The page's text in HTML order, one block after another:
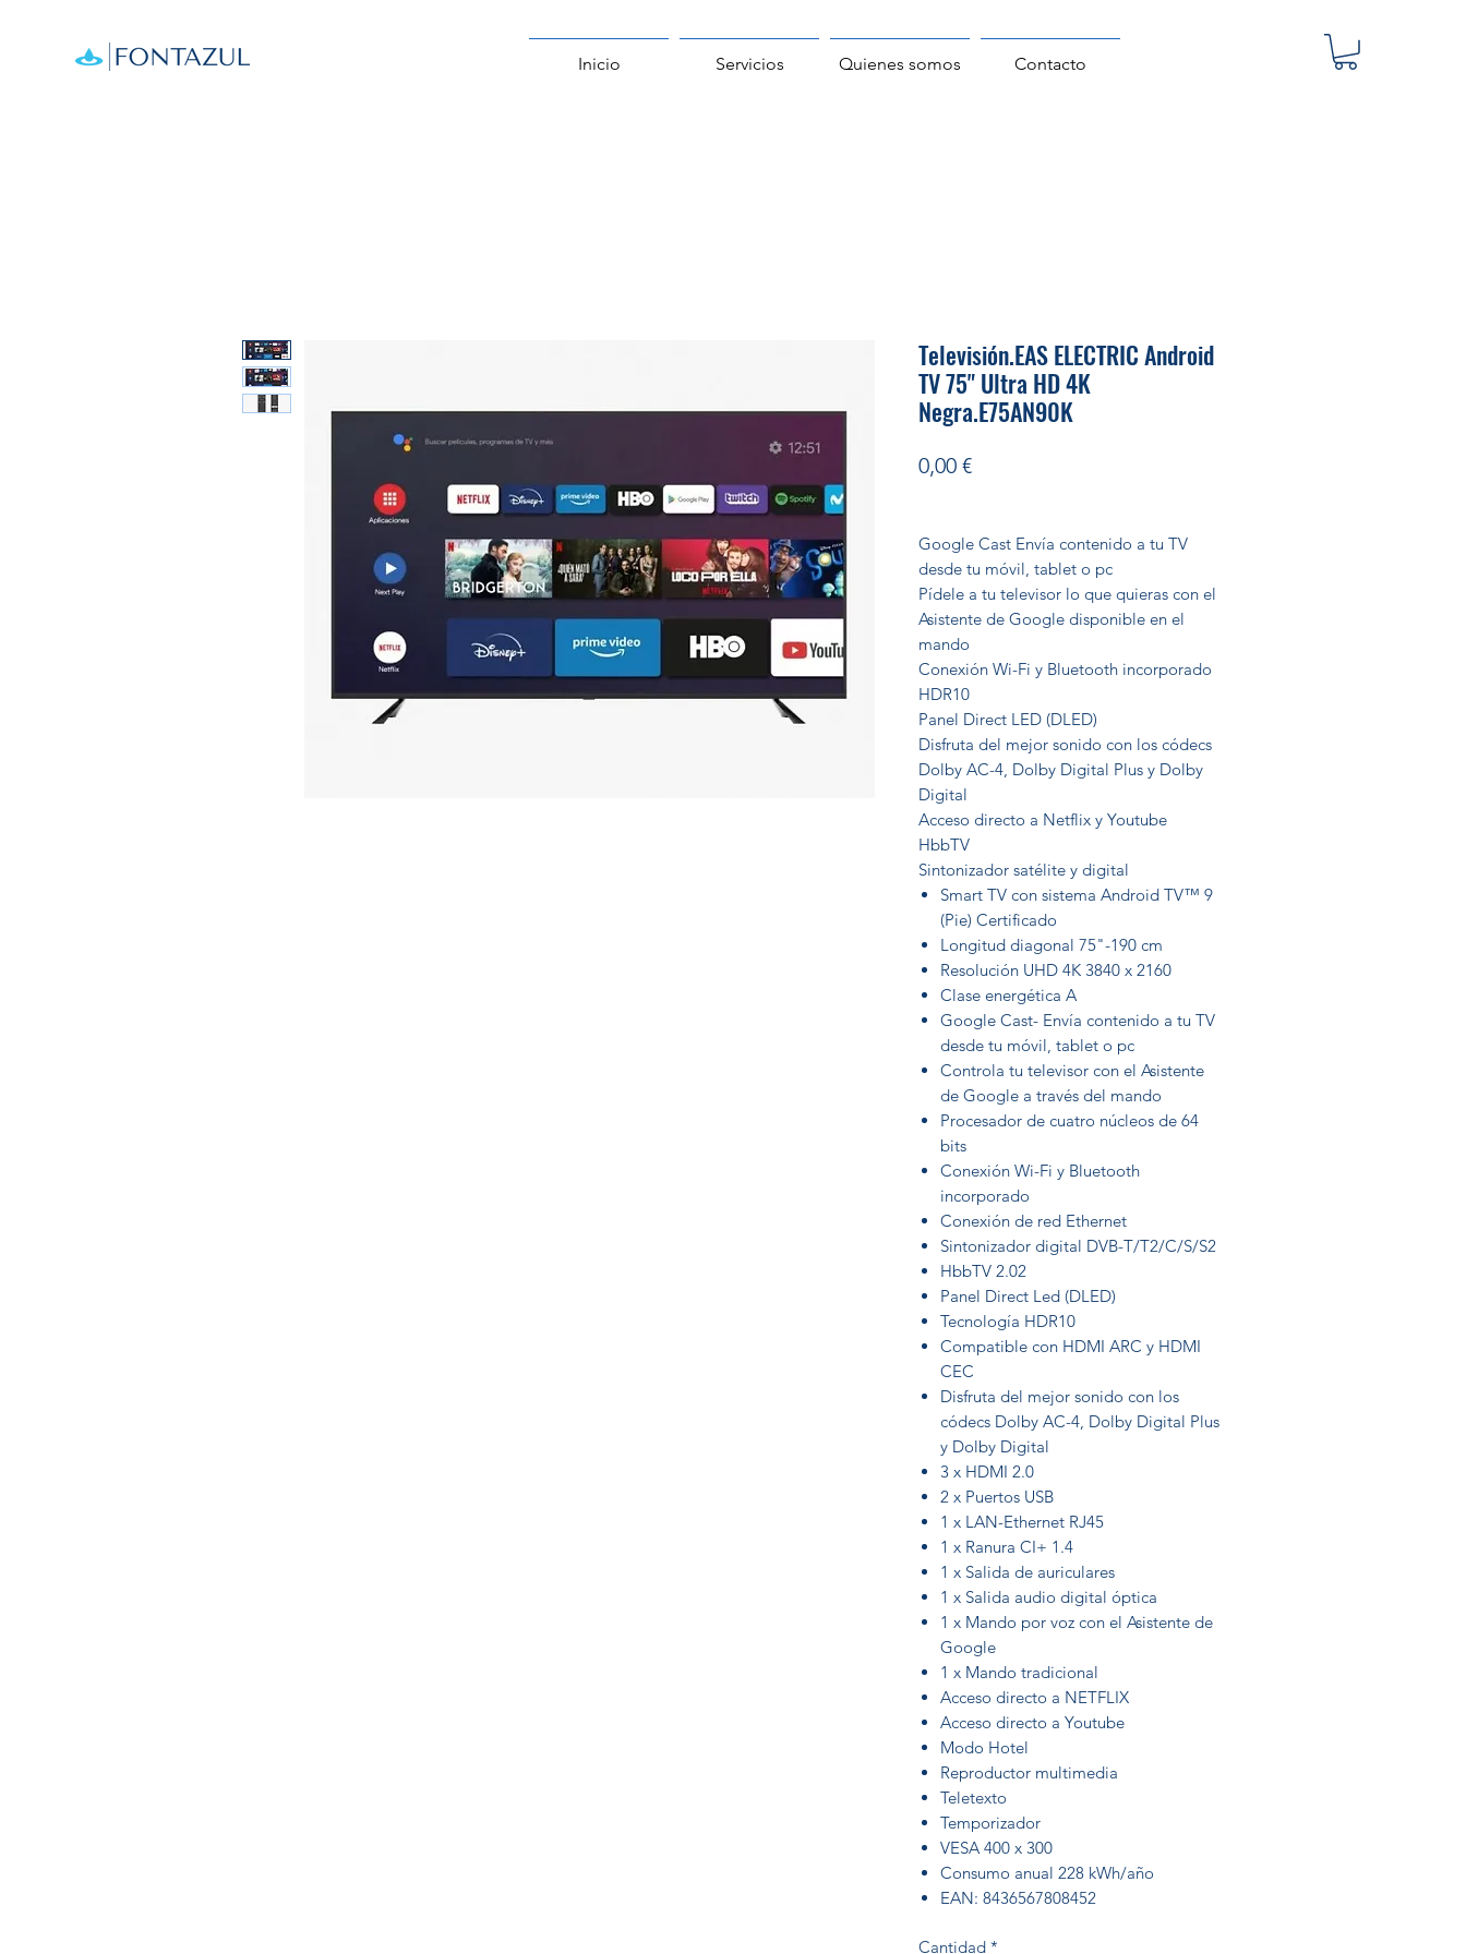
Inicio Servicios Quienes somos Contacto
Televisión.EAS ELECTRIC Android
TV 75" Ultra HD 4K
Negra.E75AN90K
0,00 €Precio
Google Cast Envía contenido a tu TV
desde tu móvil, tablet o pc
Pídele a tu televisor lo que quieras con el
Asistente de Google disponible en el
mando
Conexión Wi-Fi y Bluetooth incorporado
HDR10
Panel Direct LED (DLED)
Disfruta del mejor sonido con los códecs
Dolby AC-4, Dolby Digital Plus y Dolby
Digital
Acceso directo a Netflix y Youtube
HbbTV
Sintonizador satélite y digital
Smart TV con sistema Android TV™ 9
(Pie) Certificado
Longitud diagonal 75"-190 cm
Resolución UHD 4K 3840 x 2160
Clase energética A
Google Cast- Envía contenido a tu TV
desde tu móvil, tablet o pc
Controla tu televisor con el Asistente
de Google a través del mando
Procesador de cuatro núcleos de 64
bits
Conexión Wi-Fi y Bluetooth
incorporado
Conexión de red Ethernet
Sintonizador digital DVB-T/T2/C/S/S2
HbbTV 2.02
Panel Direct Led (DLED)
Tecnología HDR10
Compatible con HDMI ARC y HDMI
CEC
Disfruta del mejor sonido con los
códecs Dolby AC-4, Dolby Digital Plus
y Dolby Digital
3 x HDMI 2.0
2 x Puertos USB
1 x LAN-Ethernet RJ45
1 x Ranura CI+ 1.4
1 x Salida de auriculares
1 x Salida audio digital óptica
1 x Mando por voz con el Asistente de
Google
1 x Mando tradicional
Acceso directo a NETFLIX
Acceso directo a Youtube
Modo Hotel
Reproductor multimedia
Teletexto
Temporizador
VESA 400 x 300
Consumo anual 228 kWh/año
EAN: 8436567808452
Cantidad *